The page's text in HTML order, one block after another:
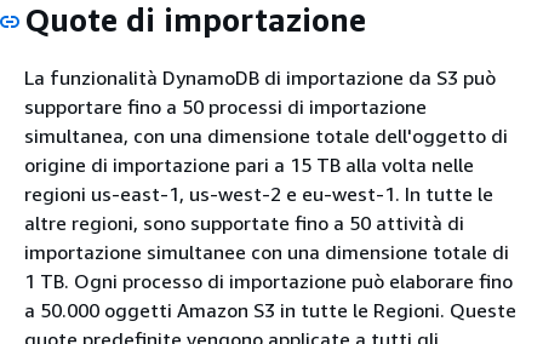
Quote di importazione
La funzionalità DynamoDB di importazione da S3 può
supportare fino a 50 processi di importazione
simultanea, con una dimensione totale dell'oggetto di
origine di importazione pari a 15 TB alla volta nelle
regioni us-east-1, us-west-2 e eu-west-1. In tutte le
altre regioni, sono supportate fino a 50 attività di
importazione simultanee con una dimensione totale di
1 TB. Ogni processo di importazione può elaborare fino
a 50.000 oggetti Amazon S3 in tutte le Regioni. Queste
quote predefinite vengono applicate a tutti gli